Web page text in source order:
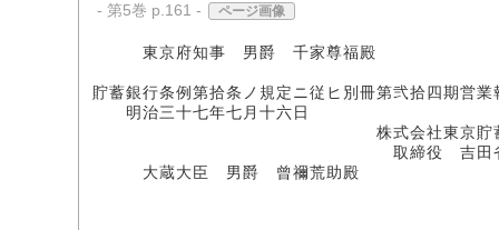
- 第5巻 p.161 - ページ画像
東京府知事 男爵 千家尊福殿
貯蓄銀行条例第拾条ノ規定ニ従ヒ別冊第弐拾四期営
明治三十七年七月十六日
株式会社東京貯蓄
取締役 吉田省
大蔵大臣 男爵 曾禰荒助殿